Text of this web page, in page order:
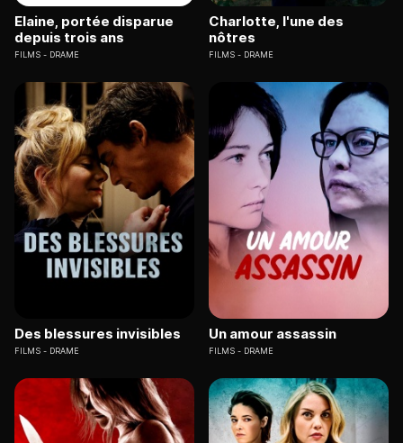
Elaine, portée disparue
depuis trois ans
FILMS DRAME
Charlotte, l'une des
nôtres
FILMS DRAME
Des blessures invisibles
FILMS DRAME
Un amour assassin
FILMS DRAME